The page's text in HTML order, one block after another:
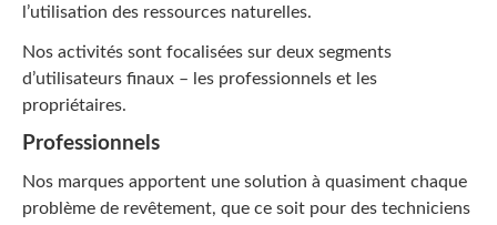
l’utilisation des ressources naturelles.
Nos activités sont focalisées sur deux segments
d’utilisateurs finaux – les professionnels et les
propriétaires.
Professionnels
Nos marques apportent une solution à quasiment chaque
problème de revêtement, que ce soit pour des techniciens